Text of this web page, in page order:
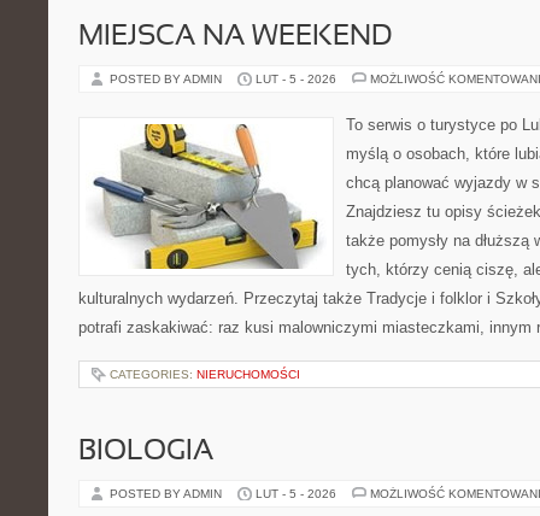
MIEJSCA NA WEEKEND
POSTED BY ADMIN LUT - 5 - 2026 MOŻLIWOŚĆ
To serwis o turystyce po
myślą o osobach, które
chcą planować wyjazdy w
Znajdziesz tu opisy
także pomysły na dłuższą
tych, którzy cenią ciszę,
kulturalnych wydarzeń. Przeczytaj także Tradycje i folklor i
potrafi zaskakiwać: raz kusi malowniczymi miasteczkami,
CATEGORIES: NIERUCHOMOŚCI
BIOLOGIA
POSTED BY ADMIN LUT - 5 - 2026 MOŻLIWOŚĆ